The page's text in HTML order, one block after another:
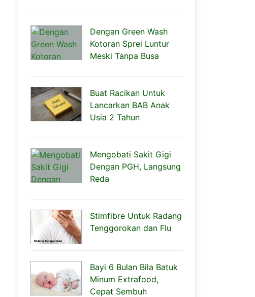
Dengan Green Wash
Kotoran Sprei Luntur
Meski Tanpa Busa
Buat Racikan Untuk
Lancarkan BAB Anak
Usia 2 Tahun
Mengobati Sakit Gigi
Dengan PGH, Langsung
Reda
Stimfibre Untuk Radang
Tenggorokan dan Flu
Bayi 6 Bulan Bila Batuk
Minum Extrafood,
Cepat Sembuh